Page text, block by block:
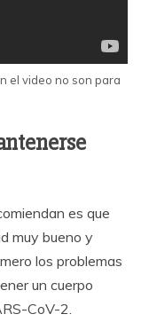
el video no son para
es que
muy bueno y
los problemas
un cuerpo
CoV-2.